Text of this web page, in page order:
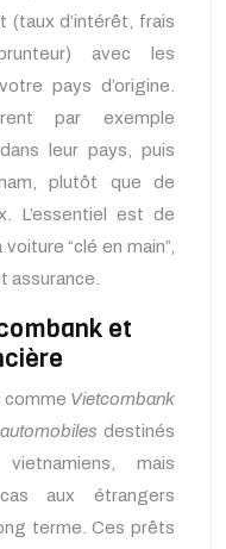
(taux d’intérêt, frais
avec les
pays d’origine.
par exemple
leur pays, puis
plutôt que de
L’essentiel est de
“clé en main”,
assurance.
et
comme Vietcombank
destinés
mais
aux étrangers
terme. Ces prêts